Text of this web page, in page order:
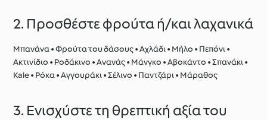
2. Προσθέστε φρούτα ή/και λαχανικά
Μπανάνα • Φρούτα του δάσους • Αχλάδι • Μήλο • Πεπόνι •
Ακτινίδιο • Ροδάκινο • Ανανάς • Μάνγκο • Αβοκάντο • Σπανάκι •
Kale • Ρόκα • Αγγουράκι • Σέλινο • Παντζάρι • Μάραθος
3. Ενισχύστε τη θρεπτική αξία του